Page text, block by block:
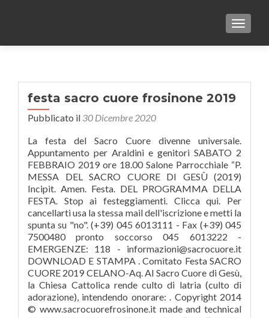
festa sacro cuore frosinone 2019
Pubblicato il 30 Dicembre 2020
La festa del Sacro Cuore divenne universale.
Appuntamento per Araldini e genitori SABATO 2
FEBBRAIO 2019 ore 18.00 Salone Parrocchiale “P.
MESSA DEL SACRO CUORE DI GESÙ (2019)
Incipit. Amen. Festa. DEL PROGRAMMA DELLA
FESTA. Stop ai festeggiamenti. Clicca qui. Per
cancellarti usa la stessa mail dell'iscrizione e metti la
spunta su "no". (+39) 045 6013111 - Fax (+39) 045
7500480 pronto soccorso 045 6013222 -
EMERGENZE: 118 - informazioni@sacrocuore.it
DOWNLOAD E STAMPA . Comitato Festa SACRO
CUORE 2019 CELANO-Aq. Al Sacro Cuore di Gesù,
la Chiesa Cattolica rende culto di latria (culto di
adorazione), intendendo onorare: . Copyright 2014
© www.sacrocuorefrosinone.it made and technical